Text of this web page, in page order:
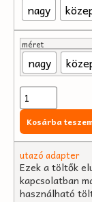
nagy
méret
nagy
Kosárba
utazó adapter
Ezek a töltők
kapcsolatban
használható